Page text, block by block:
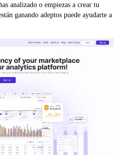
analizado o empiezas a crear tu
ganando adeptos puede ayudarte a